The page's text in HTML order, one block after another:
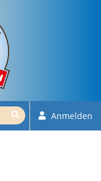
Anmelden